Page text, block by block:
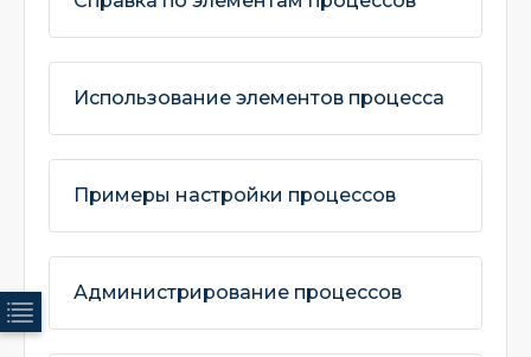
Использование элементов процесса
Примеры настройки процессов
Администрирование процессов